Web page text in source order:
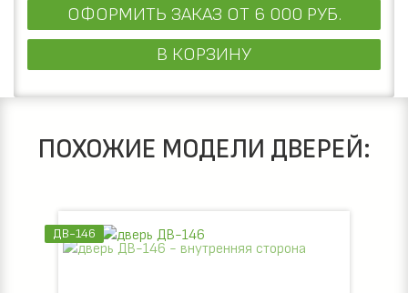
ОФОРМИТЬ ЗАКАЗ ОТ 6 000 РУБ.
В КОРЗИНУ
ПОХОЖИЕ МОДЕЛИ ДВЕРЕЙ:
ДВ-138